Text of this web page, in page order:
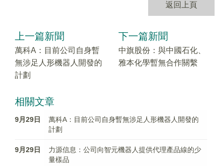
返回上頁
上一篇新聞
萬科A：目前公司自身暫
無涉足人形機器人開發的
計劃
下一篇新聞
中旗股份：與中國石化、
雅本化學暫無合作關繫
相關文章
9月29日
萬科A：目前公司自身暫無涉足人形機器人開發的
計劃
9月29日
力源信息：公司向智元機器人提供代理產品線的少
量樣品